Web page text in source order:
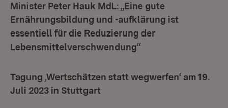
Minister Peter Hauk MdL: „Eine gute
Ernährungsbildung und -aufklärung ist
essentiell für die Reduzierung der
Lebensmittelverschwendung“
Tagung ‚Wertschätzen statt wegwerfen‘ am 19.
Juli 2023 in Stuttgart